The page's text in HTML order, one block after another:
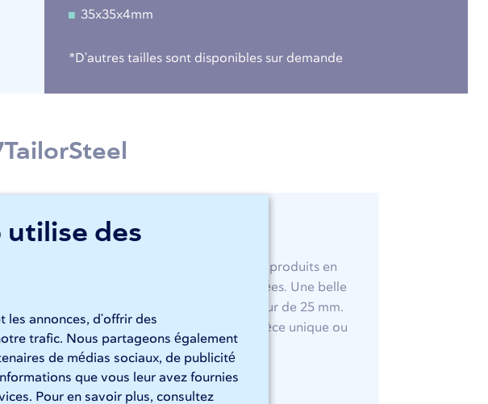
utilise des
les annonces, d'offrir des
trafic. Nous partageons également
de médias sociaux, de publicité
que vous leur avez fournies
Pour en savoir plus, consultez
35x35x4mm
*D'autres tailles sont disponibles sur demande
optimale pour la découpe au laser de vos produits en
sont réalisées à des vitesses de coupe élevées. Une belle
des tôles d'acier jusqu'à une épaisseur de 25 mm.
de 247TailorSteel, qu'il s'agisse d'une pièce unique ou